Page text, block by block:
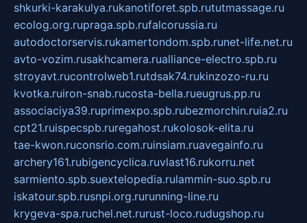
shkurki-karakulya.rukanotiforet.spb.rututmassage.ru
ecolog.org.rupraga.spb.rufalcorussia.ru
autodoctorservis.rukamertondom.spb.runet-life.net.ru
avto-vozim.rusakhcamera.rualliance-electro.spb.ru
stroyavt.rucontrolweb1.rutdsak74.rukinzozo-ru.ru
kvotka.ruiron-snab.rucosta-bella.rueugrus.pp.ru
associaciya39.ruprimexpo.spb.rubezmorchin.ruia2.ru
cpt21.ruispecspb.ruregahost.rukolosok-elita.ru
tae-kwon.ruconsrio.com.ruinsiam.ruavegainfo.ru
archery161.rubigencyclica.ruvlast16.rukorru.net
sarmiento.spb.suextelopedia.rulammin-suo.spb.ru
iskatour.spb.rusnpi.org.rurunning-line.ru
krygeva-spa.ruchel.net.rurust-loco.rudugshop.ru